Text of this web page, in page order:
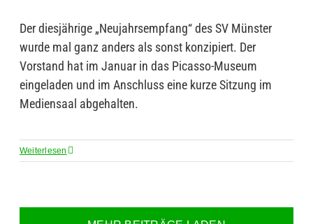
Der diesjährige „Neujahrsempfang“ des SV Münster
wurde mal ganz anders als sonst konzipiert. Der
Vorstand hat im Januar in das Picasso-Museum
eingeladen und im Anschluss eine kurze Sitzung im
Mediensaal abgehalten.
Weiterlesen